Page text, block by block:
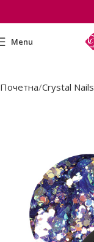
Menu
Почетна Crystal Nails